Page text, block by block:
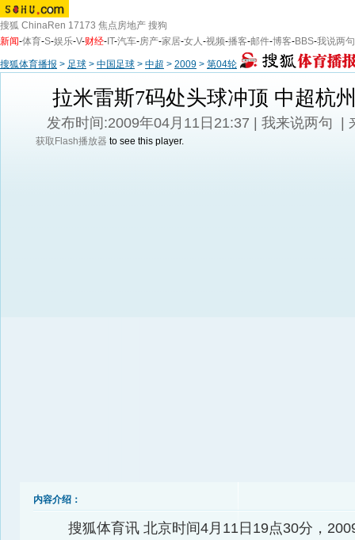
搜狐 ChinaRen 17173 焦点房地产 搜狗
新闻-体育-S-娱乐-V-财经- IT-汽车-房产-家居-女人-视频-播客-邮件-博客-BBS-我说两句
搜狐体育播报 > 足球 > 中国足球 > 中超 > 2009 > 第04轮
拉米雷斯7码处头球冲顶 中超杭
发布时间:2009年04月11日21:37 | 我来说两句 |
获取Flash播放器 to see this player.
内容介绍：
搜狐体育讯 北京时间4月11日19点30分，